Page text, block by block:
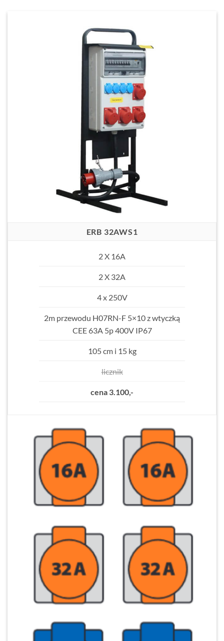
ERB 32AWS1
2 X 16A
2 X 32A
4 x 250V
2m przewodu H07RN-F 5×10 z wtyczką
CEE 63A 5p 400V IP67
105 cm i 15 kg
licznik
cena 3.100,-